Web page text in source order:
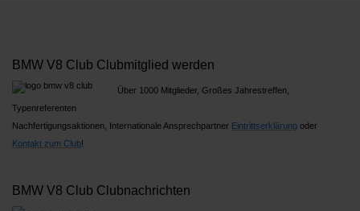
BMW V8 Club Clubmitglied werden
Über 1000 Mitglieder, Großes Jahrestreffen,
Typenreferenten
Nachfertigungsaktionen, Internationale Ansprechpartner Eintrittserklärung oder
Kontakt zum Club!
BMW V8 Club Clubnachrichten